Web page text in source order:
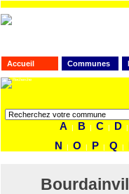
Accueil Communes
A | B | C | D |
N
| O | P | Q |